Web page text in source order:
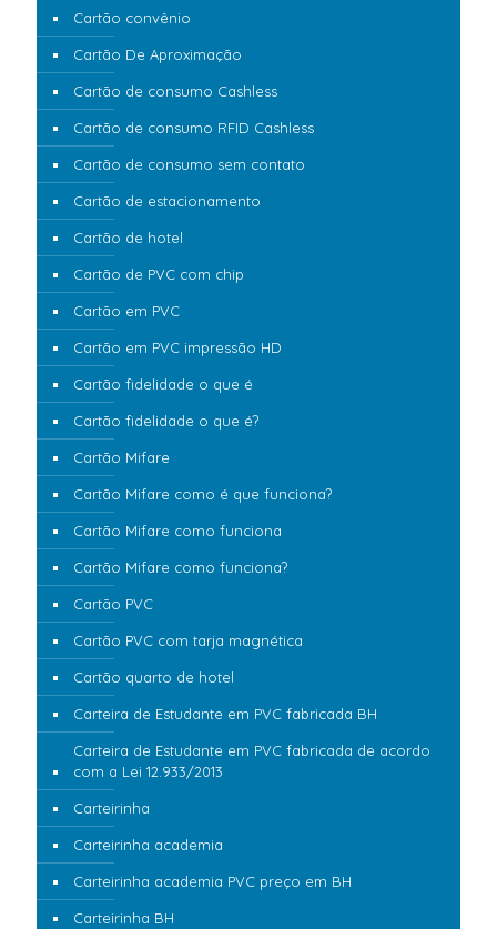
Cartão convênio
Cartão De Aproximação
Cartão de consumo Cashless
Cartão de consumo RFID Cashless
Cartão de consumo sem contato
Cartão de estacionamento
Cartão de hotel
Cartão de PVC com chip
Cartão em PVC
Cartão em PVC impressão HD
Cartão fidelidade o que é
Cartão fidelidade o que é?
Cartão Mifare
Cartão Mifare como é que funciona?
Cartão Mifare como funciona
Cartão Mifare como funciona?
Cartão PVC
Cartão PVC com tarja magnética
Cartão quarto de hotel
Carteira de Estudante em PVC fabricada BH
Carteira de Estudante em PVC fabricada de acordo
com a Lei 12.933/2013
Carteirinha
Carteirinha academia
Carteirinha academia PVC preço em BH
Carteirinha BH